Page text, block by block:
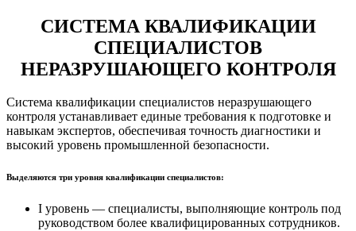
СИСТЕМА КВАЛИФИКАЦИИ
СПЕЦИАЛИСТОВ
НЕРАЗРУШАЮЩЕГО КОНТРОЛЯ
Система квалификации специалистов неразрушающего
контроля устанавливает единые требования к подготовке и
навыкам экспертов, обеспечивая точность диагностики и
высокий уровень промышленной безопасности.
Выделяются три уровня квалификации специалистов:
I уровень — специалисты, выполняющие контроль под
руководством более квалифицированных сотрудников.